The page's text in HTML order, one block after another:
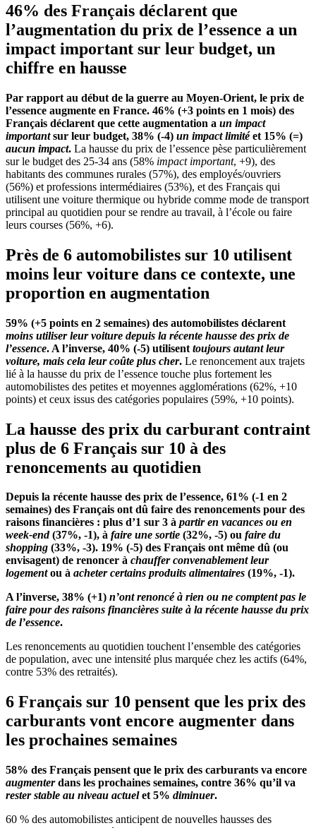
46% des Français déclarent que
l’augmentation du prix de l’essence a un
impact important sur leur budget, un
chiffre en hausse
Par rapport au début de la guerre au Moyen-Orient, le prix de
l’essence augmente en France. 46% (+3 points en 1 mois) des
Français déclarent que cette augmentation a un impact
importantsur leur budget, 38% (-4) un impact limitéet 15% (=)
aucun impact. La hausse du prix de l’essence pèse particulièrement
sur le budget des 25-34 ans (58% impact important, +9), des
habitants des communes rurales (57%), des employés/ouvriers
(56%) et professions intermédiaires (53%), et des Français qui
utilisent une voiture thermique ou hybride comme mode de transport
principal au quotidien pour se rendre au travail, à l’école ou faire
leurs courses (56%, +6).
Près de 6 automobilistes sur 10 utilisent
moins leur voiture dans ce contexte, une
proportion en augmentation
59% (+5 points en 2 semaines) des automobilistes déclarent
moins utiliser leur voiture depuis la récente hausse des prix de
l’essence. A l’inverse, 40% (-5) utilisent toujours autant leur
voiture, mais cela leur coûte plus cher. Le renoncement aux trajets
lié à la hausse du prix de l’essence touche plus fortement les
automobilistes des petites et moyennes agglomérations (62%, +10
points) et ceux issus des catégories populaires (59%, +10 points).
La hausse des prix du carburant contraint
plus de 6 Français sur 10 à des
renoncements au quotidien
Depuis la récente hausse des prix de l’essence, 61% (-1 en 2
semaines) des Français ont dû faire des renoncements pour des
raisons financières : plus d’1 sur 3 à partir en vacances ou en
week-end(37%, -1), à faire une sortie (32%, -5) ou faire du
shopping (33%, -3). 19% (-5) des Français ont même dû (ou
envisagent) de renoncer à chauffer convenablement leur
logementou à acheter certains produits alimentaires (19%, -1).
A l’inverse, 38% (+1) n’ont renoncé à rien ou ne comptent pas le
faire pour des raisons financières suite à la récente hausse du prix
de l’essence.
Les renoncements au quotidien touchent l’ensemble des catégories
de population, avec une intensité plus marquée chez les actifs (64%,
contre 53% des retraités).
6 Français sur 10 pensent que les prix des
carburants vont encore augmenter dans
les prochaines semaines
58% des Français pensent que le prix des carburants va encore
augmenterdans les prochaines semaines, contre 36% qu’il va
rester stable au niveau actuelet 5% diminuer.
60 % des automobilistes anticipent de nouvelles hausses des